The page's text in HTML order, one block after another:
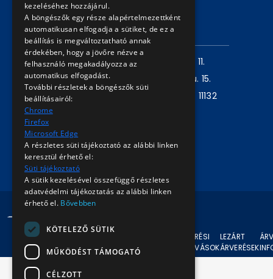
Árverési információk
ELÉRHETŐSÉG
Levelezési cím:1980 Budapest, Pf. 11.
Székhely:1072 Budapest, Akácfa u. 15.
Központ telefon:
+36 1 461 6500 / 11132
mellék
Írjon nekünk!
ÁRVERÉSEK
ÁRVERÉSI
FELHÍVÁSOK
LEZÁRT
ÁRVERÉSEK
kezeléséhez hozzájárul.
A böngészők egy része alapértelmezettként
automatikusan elfogadja a sütiket, de ez a
beállítás is megváltoztatható annak
érdekében, hogy a jövőre nézve a
felhasználó megakadályozza az
automatikus elfogadást.
További részletek a böngészők süti
beállításairól:
Chrome
Firefox
Microsoft Edge
A részletes süti tájékoztató az alábbi linken
keresztül érhető el:
Süti tájékoztató
A sütik kezelésével összefüggő részletes
adatvédelmi tájékoztatás az alábbi linken
érhető el. Bővebben
KÖTELEZŐ SÜTIK
MŰKÖDÉST TÁMOGATÓ
CÉLZOTT